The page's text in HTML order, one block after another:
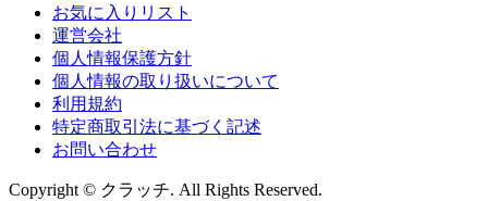
お気に入りリスト
運営会社
個人情報保護方針
個人情報の取り扱いについて
利用規約
特定商取引法に基づく記述
お問い合わせ
Copyright © クラッチ. All Rights Reserved.